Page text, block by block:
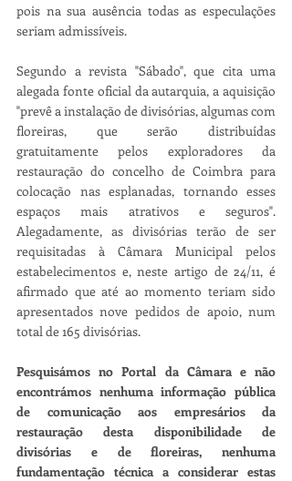
pois na sua ausência todas as especulações
seriam admissíveis.
Segundo a revista "Sábado", que cita uma
alegada fonte oficial da autarquia, a aquisição
"prevê a instalação de divisórias, algumas com
floreiras, que serão distribuídas
gratuitamente pelos exploradores da
restauração do concelho de Coimbra para
colocação nas esplanadas, tornando esses
espaços mais atrativos e seguros".
Alegadamente, as divisórias terão de ser
requisitadas à Câmara Municipal pelos
estabelecimentos e, neste artigo de 24/11, é
afirmado que até ao momento teriam sido
apresentados nove pedidos de apoio, num
total de 165 divisórias.
Pesquisámos no Portal da Câmara e não
encontrámos nenhuma informação pública
de comunicação aos empresários da
restauração desta disponibilidade de
divisórias e de floreiras, nenhuma
fundamentação técnica a considerar estas